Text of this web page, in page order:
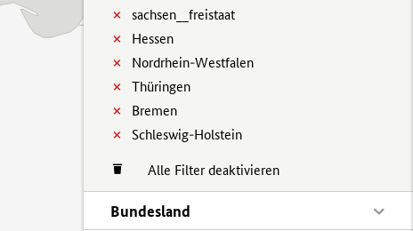
sachsen__freistaat
Hessen
Nordrhein-Westfalen
Thüringen
Bremen
Schleswig-Holstein
Alle Filter deaktivieren
Bundesland